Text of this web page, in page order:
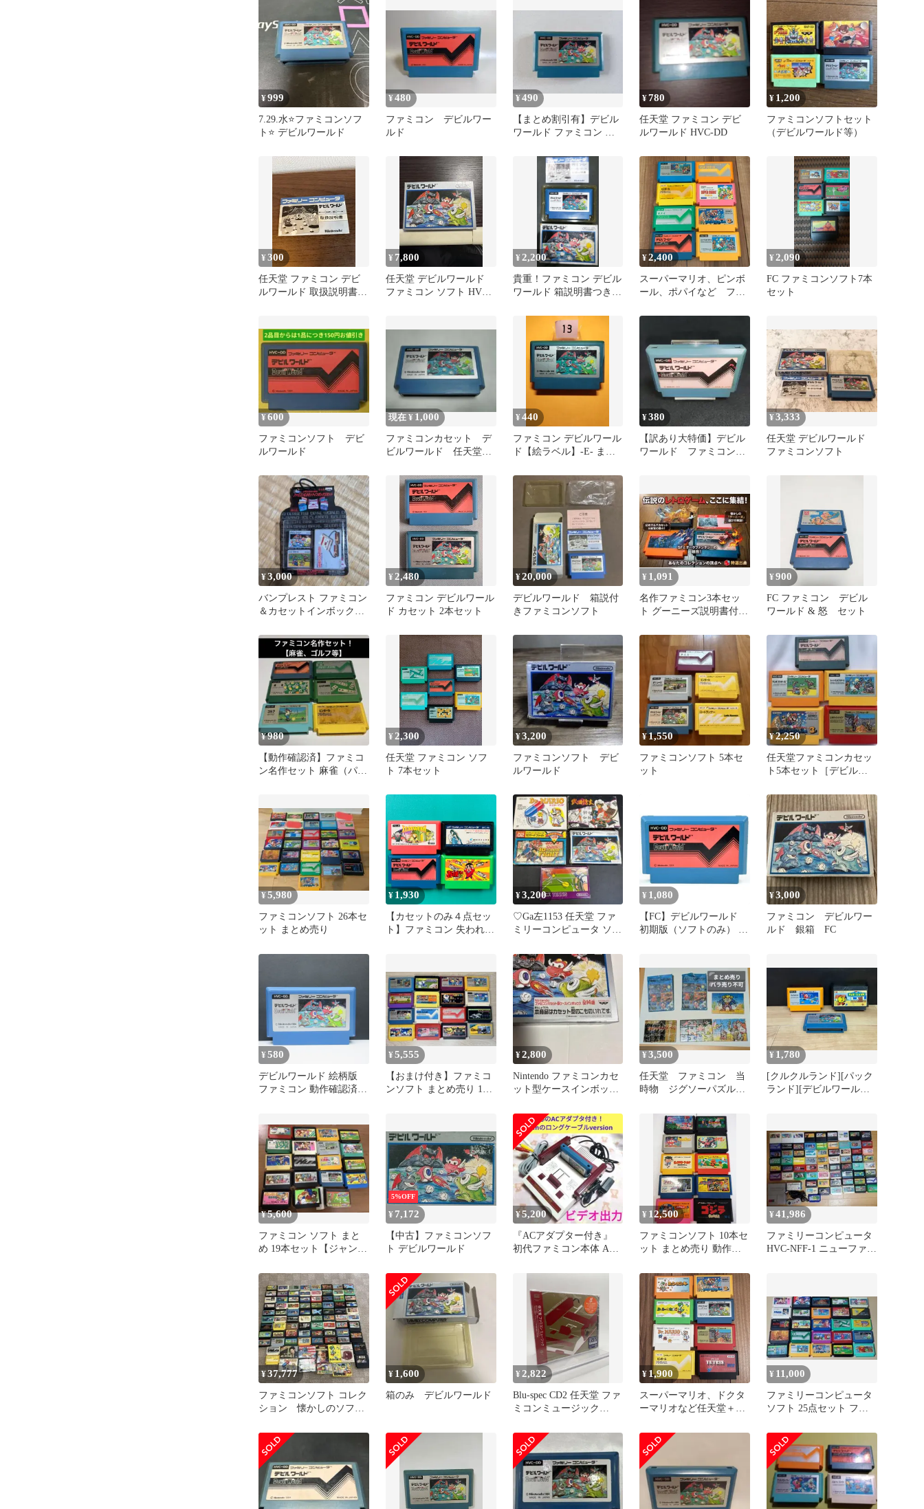
¥999
7.29.水⭐️ファミコンソフ
ト⭐️ デビルワールド
¥480
ファミコン デビルワー
ルド
¥490
【まとめ割引有】デビル
ワールド ファミコン 動
¥780
任天堂 ファミコン デビ
ルワールド HVC-DD
¥ 1,200
ファミコンソフトセット
（デビルワールド等）
¥300
任天堂 ファミコン デビ
ルワールド 取扱説明書
¥ 7,800
任天堂 デビルワールド
ファミコン ソフト HVC-
¥ 2,200
貴重！ファミコン デビル
ワールド 箱説明書つき
¥2,400
スーパーマリオ、ピンボ
ール、ポパイなど ファ
ト 箱説なし
¥ 2,090
FC ファミコンソフト7本
セット
¥600
ファミコンソフト デビ
ルワールド
現在 ¥ 1,000
ファミコンカセット デ
ビルワールド 任天堂
¥440
ファミコン デビルワール
ド【絵ラベル】-E- まと
¥380
【訳あり大特価】デビル
ワールド ファミコンソ
¥3,333
任天堂 デビルワールド
ファミコンソフト
¥3,000
バンプレスト ファミコン
＆カセットインボックス
¥ 2,480
ファミコン デビルワール
ド カセット 2本セット
¥20,000
デビルワールド 箱説付
きファミコンソフト
¥ 1,091
名作ファミコン3本セッ
ト グーニーズ説明書付/
ーションＺ
¥900
FC ファミコン デビル
ワールド & 怒 セット
¥980
【動作確認済】ファミコ
ン名作セット 麻雀（パッ
¥ 2,300
任天堂 ファミコン ソフ
ト 7本セット
¥3,200
ファミコンソフト デビ
ルワールド
¥1,550
ファミコンソフト 5本セ
ット
¥2,250
任天堂ファミコンカセッ
ト5本セット［デビルワ
¥5,980
ファミコンソフト 26本セ
ット まとめ売り
¥ 1,930
【カセットのみ４点セッ
ト】ファミコン 失われた
ルド おぼっちゃまくん
FC
¥3,200
♡Ga左1153 任天堂 ファ
ミリーコンピュータ ソフ
¥ 1,080
【FC】デビルワールド
初期版（ソフトのみ） フ
¥3,000
ファミコン デビルワー
ルド 銀箱 FC
¥580
デビルワールド 絵柄版
ファミコン 動作確認済み
¥5,555
【おまけ付き】ファミコ
ンソフト まとめ売り 16
¥2,800
Nintendo ファミコンカセ
ット型ケースインボック
¥3,500
任天堂 ファミコン 当
時物 ジグソーパズル
トロ
¥ 1,780
[クルクルランド][パック
ランド][デビルワールド]
¥5,600
ファミコン ソフト まと
め 19本セット【ジャンク
5%OFF
¥ 7,172
【中古】ファミコンソフ
ト デビルワールド
¥5,200
『ACアダプター付き』
初代ファミコン本体 AV
です～。
¥ 12,500
ファミコンソフト 10本セ
ット まとめ売り 動作未
¥41,986
ファミリーコンピュータ
HVC-NFF-1 ニューファミ
¥37,777
ファミコンソフト コレク
ション 懐かしのソフト
¥ 1,600
箱のみ デビルワールド
¥2,822
Blu-spec CD2 任天堂 ファ
ミコンミュージック
¥ 1,900
スーパーマリオ、ドクタ
ーマリオなど任天堂＋
し
¥ 11,000
ファミリーコンピュータ
ソフト 25点セット ファ